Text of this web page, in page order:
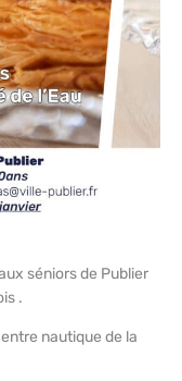
séniors de Publier
.
nautique de la